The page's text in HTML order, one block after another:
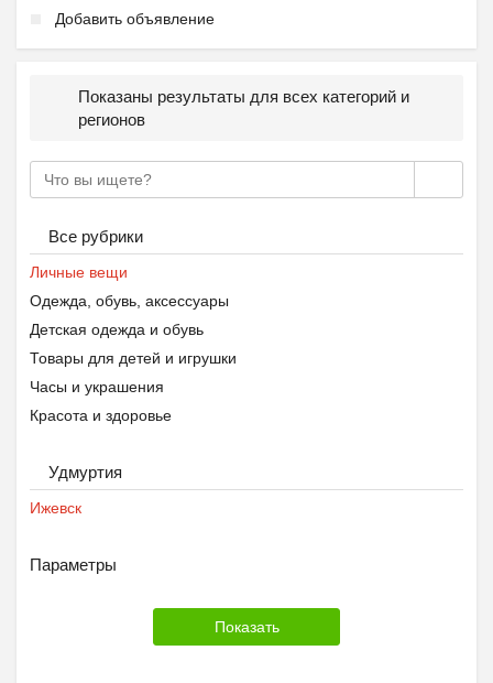
Добавить объявление
Показаны результаты для всех категорий и
регионов
Все рубрики
Личные вещи
Одежда, обувь, аксессуары
Детская одежда и обувь
Товары для детей и игрушки
Часы и украшения
Красота и здоровье
Удмуртия
Ижевск
Параметры